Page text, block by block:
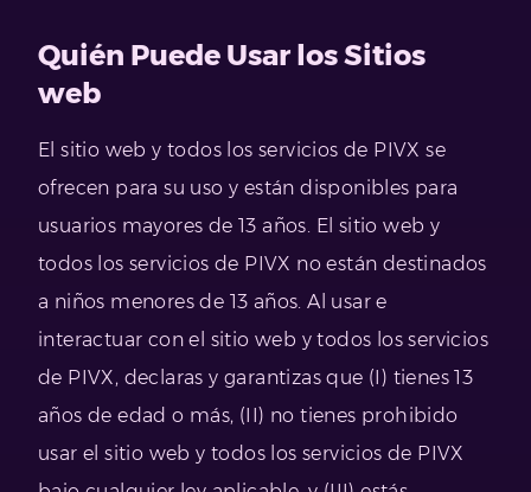
Quién Puede Usar los Sitios
web
El sitio web y todos los servicios de PIVX se
ofrecen para su uso y están disponibles para
usuarios mayores de 13 años. El sitio web y
todos los servicios de PIVX no están destinados
a niños menores de 13 años. Al usar e
interactuar con el sitio web y todos los servicios
de PIVX, declaras y garantizas que (I) tienes 13
años de edad o más, (II) no tienes prohibido
usar el sitio web y todos los servicios de PIVX